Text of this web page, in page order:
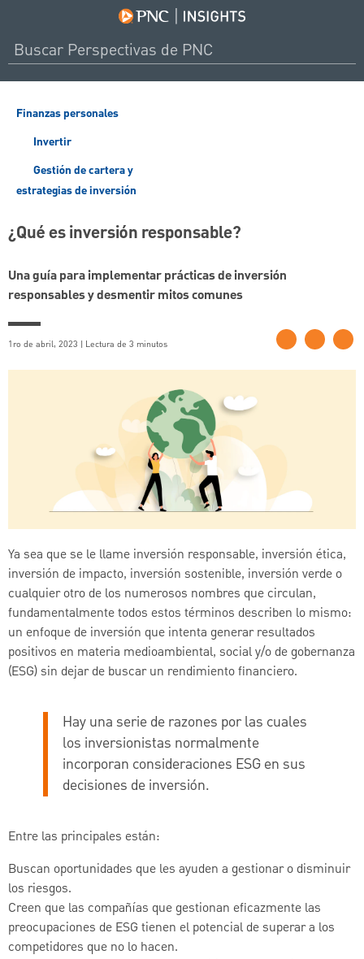
Finanzas personales
Invertir
Gestión de cartera y
estrategias de inversión
¿Qué es inversión responsable?
Una guía para implementar prácticas de inversión
responsables y desmentir mitos comunes
1ro de abril, 2023 | Lectura de 3 minutos
Ya sea que se le llame inversión responsable, inversión ética,
inversión de impacto, inversión sostenible, inversión verde o
cualquier otro de los numerosos nombres que circulan,
fundamentalmente todos estos términos describen lo mismo:
un enfoque de inversión que intenta generar resultados
positivos en materia medioambiental, social y/o de gobernanza
(ESG) sin dejar de buscar un rendimiento financiero.
Hay una serie de razones por las cuales
los inversionistas normalmente
incorporan consideraciones ESG en sus
decisiones de inversión.
Entre las principales están:
Buscan oportunidades que les ayuden a gestionar o disminuir
los riesgos.
Creen que las compañías que gestionan eficazmente las
preocupaciones de ESG tienen el potencial de superar a los
competidores que no lo hacen.